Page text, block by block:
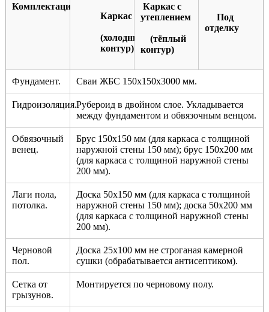
Комплектация
Каркас
(холодный
контур)
Каркас с
утеплением
(тёплый
контур)
Под
отделку
Фундамент. Сваи ЖБС 150х150х3000 мм.
Гидроизоляция.Рубероид в двойном слое. Укладывается
между фундаментом и обвязочным венцом.
Обвязочный
венец.
Брус 150х150 мм (для каркаса с толщиной
наружной стены 150 мм); брус 150х200 мм
(для каркаса с толщиной наружной стены
200 мм).
Лаги пола,
потолка.
Доска 50х150 мм (для каркаса с толщиной
наружной стены 150 мм); доска 50х200 мм
(для каркаса с толщиной наружной стены
200 мм).
Черновой
пол.
Доска 25х100 мм не строганая камерной
сушки (обрабатывается антисептиком).
Сетка от
грызунов.
Монтируется по черновому полу.